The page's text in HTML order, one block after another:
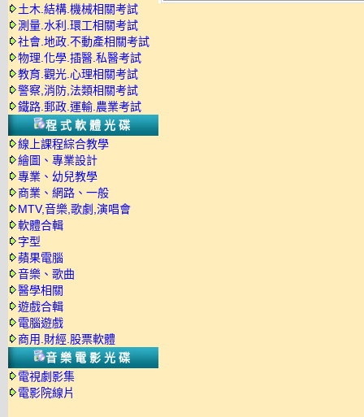
土木.結構.機械相關考試
測量.水利.環工相關考試
社會.地政.不動產相關考試
物理.化學.插醫.私醫考試
教育.觀光.心理相關考試
警察,消防,法類相關考試
鐵路.郵政.運輸.農業考試
程式軟體光碟
線上課程綜合教學
繪圖、專業設計
專業、幼兒教學
商業、網路、一般
MTV,音樂,歌劇,演唱會
軟體合輯
字型
蘋果電腦
音樂、歌曲
醫學相關
遊戲合輯
電腦遊戲
商用.財經.股票軟體
音樂電影光碟
電視劇影集
電影院線片